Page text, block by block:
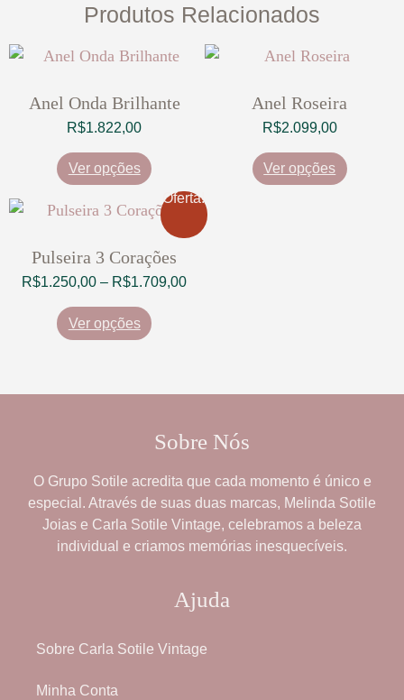
Produtos Relacionados
Anel Onda Brilhante
R$1.822,00
Ver opções
Anel Roseira
R$2.099,00
Ver opções
Oferta!
Pulseira 3 Corações
R$1.250,00 – R$1.709,00
Ver opções
Sobre Nós
O Grupo Sotile acredita que cada momento é único e
especial. Através de suas duas marcas, Melinda Sotile
Joias e Carla Sotile Vintage, celebramos a beleza
individual e criamos memórias inesquecíveis.
Ajuda
Sobre Carla Sotile Vintage
Minha Conta